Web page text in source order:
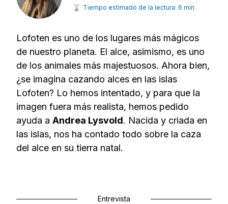
Tiempo estimado de la lectura: 6 min.
Lofoten es uno de los lugares más mágicos
de nuestro planeta. El alce, asimismo, es uno
de los animales más majestuosos. Ahora bien,
¿se imagina cazando alces en las islas
Lofoten? Lo hemos intentado, y para que la
imagen fuera más realista, hemos pedido
ayuda a Andrea Lysvold. Nacida y criada en
las islas, nos ha contado todo sobre la caza
del alce en su tierra natal.
Entrevista